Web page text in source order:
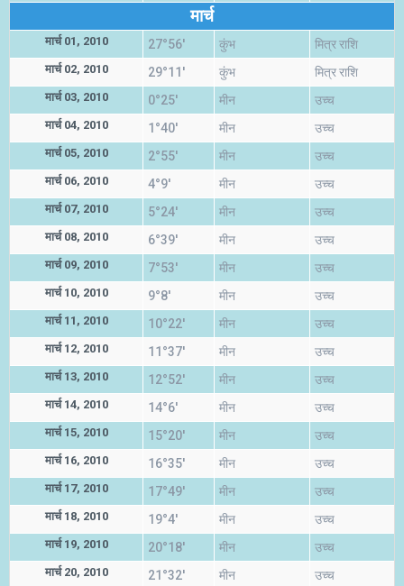
मार्च
मार्च 01, 2010 27°56' कुंभ मित्र राशि
मार्च 02, 2010 29°11' कुंभ मित्र राशि
मार्च 03, 2010 0°25' मीन उच्च
मार्च 04, 2010 1°40' मीन उच्च
मार्च 05, 2010 2°55' मीन उच्च
मार्च 06, 2010 4°9' मीन उच्च
मार्च 07, 2010 5°24' मीन उच्च
मार्च 08, 2010 6°39' मीन उच्च
मार्च 09, 2010 7°53' मीन उच्च
मार्च 10, 2010 9°8' मीन उच्च
मार्च 11, 2010 10°22' मीन उच्च
मार्च 12, 2010 11°37' मीन उच्च
मार्च 13, 2010 12°52' मीन उच्च
मार्च 14, 2010 14°6' मीन उच्च
मार्च 15, 2010 15°20' मीन उच्च
मार्च 16, 2010 16°35' मीन उच्च
मार्च 17, 2010 17°49' मीन उच्च
मार्च 18, 2010 19°4' मीन उच्च
मार्च 19, 2010 20°18' मीन उच्च
मार्च 20, 2010 21°32' मीन उच्च